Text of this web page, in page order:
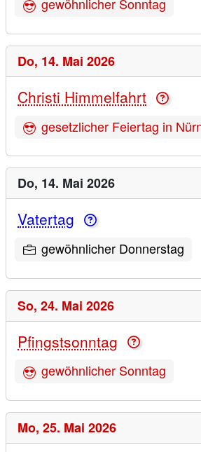
gewöhnlicher Sonntag
Do, 14. Mai 2026
Christi Himmelfahrt
gesetzlicher Feiertag in
Do, 14. Mai 2026
Vatertag
gewöhnlicher Donnerstag
So, 24. Mai 2026
Pfingstsonntag
gewöhnlicher Sonntag
Mo, 25. Mai 2026